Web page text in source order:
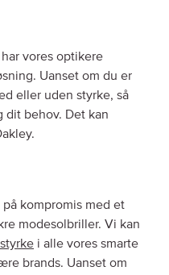
vores optikere
Uanset om du er
eller uden styrke, så
dit behov. Det kan
kompromis med et
modesolbriller. Vi kan
i alle vores smarte
brands. Uanset om